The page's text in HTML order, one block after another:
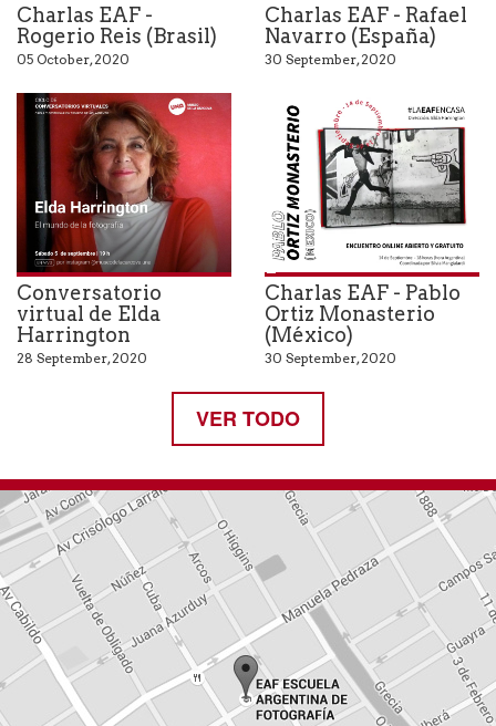
Charlas EAF -
Rogerio Reis (Brasil)
05 October, 2020
Charlas EAF - Rafael
Navarro (España)
30 September, 2020
Conversatorio
virtual de Elda
Harrington
28 September, 2020
Pablo Ortiz Monasterio
Charlas EAF - Pablo
Ortiz Monasterio
(México)
30 September, 2020
VER TODO